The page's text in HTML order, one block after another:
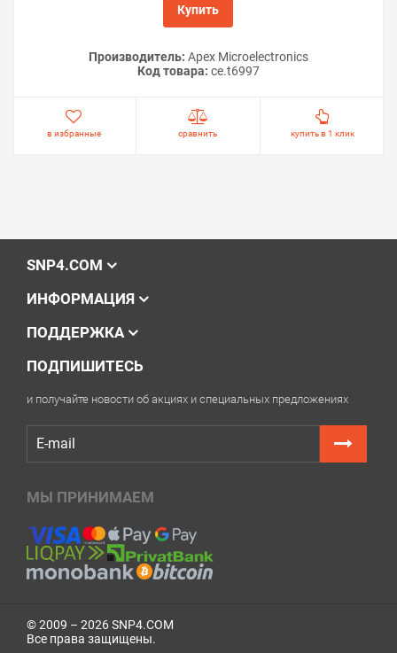
Купить
Производитель: Apex Microelectronics
Код товара: ce.t6997
в избранные сравнить купить в 1 клик
SNP4.COM
ИНФОРМАЦИЯ
ПОДДЕРЖКА
ПОДПИШИТЕСЬ
и получайте новости об акциях и специальных предложениях
МЫ ПРИНИМАЕМ
© 2009 – 2026 SNP4.COM
Все права защищены.